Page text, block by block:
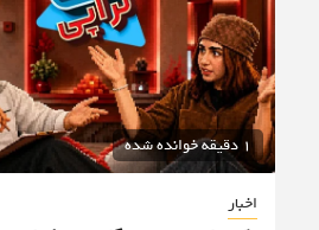
1 دقیقه خوانده شده
اخبار